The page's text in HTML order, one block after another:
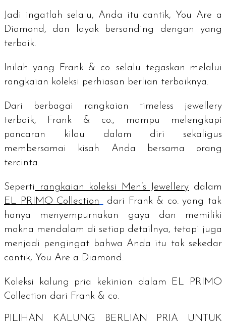
Jadi ingatlah selalu, Anda itu cantik, You Are a
Diamond , dan layak bersanding dengan yang
terbaik.
Inilah yang Frank & co. selalu tegaskan melalui
rangkaian koleksi perhiasan berlian terbaiknya.
Dari berbagai rangkaian timeless jewellery
terbaik, Frank & co., mampu melengkapi
pancaran kilau dalam diri sekaligus
membersamai kisah Anda bersama orang
tercinta.
Seperti rangkaian koleksi Men’s Jewellery dalam
EL PRIMO Collection
dari Frank & co. yang tak
hanya menyempurnakan gaya dan memiliki
makna mendalam di setiap detailnya, tetapi juga
menjadi pengingat bahwa Anda itu tak sekedar
cantik, You Are a Diamond .
Koleksi kalung pria kekinian dalam EL PRIMO
Collection dari Frank & co.
PILIHAN KALUNG BERLIAN PRIA UNTUK